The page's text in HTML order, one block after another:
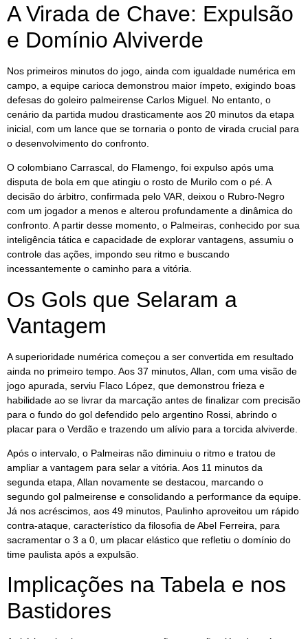
A Virada de Chave: Expulsão
e Domínio Alviverde
Nos primeiros minutos do jogo, ainda com igualdade numérica em
campo, a equipe carioca demonstrou maior ímpeto, exigindo boas
defesas do goleiro palmeirense Carlos Miguel. No entanto, o
cenário da partida mudou drasticamente aos 20 minutos da etapa
inicial, com um lance que se tornaria o ponto de virada crucial para
o desenvolvimento do confronto.
O colombiano Carrascal, do Flamengo, foi expulso após uma
disputa de bola em que atingiu o rosto de Murilo com o pé. A
decisão do árbitro, confirmada pelo VAR, deixou o Rubro-Negro
com um jogador a menos e alterou profundamente a dinâmica do
confronto. A partir desse momento, o Palmeiras, conhecido por sua
inteligência tática e capacidade de explorar vantagens, assumiu o
controle das ações, impondo seu ritmo e buscando
incessantemente o caminho para a vitória.
Os Gols que Selaram a
Vantagem
A superioridade numérica começou a ser convertida em resultado
ainda no primeiro tempo. Aos 37 minutos, Allan, com uma visão de
jogo apurada, serviu Flaco López, que demonstrou frieza e
habilidade ao se livrar da marcação antes de finalizar com precisão
para o fundo do gol defendido pelo argentino Rossi, abrindo o
placar para o Verdão e trazendo um alívio para a torcida alviverde.
Após o intervalo, o Palmeiras não diminuiu o ritmo e tratou de
ampliar a vantagem para selar a vitória. Aos 11 minutos da
segunda etapa, Allan novamente se destacou, marcando o
segundo gol palmeirense e consolidando a performance da equipe.
Já nos acréscimos, aos 49 minutos, Paulinho aproveitou um rápido
contra-ataque, característico da filosofia de Abel Ferreira, para
sacramentar o 3 a 0, um placar elástico que refletiu o domínio do
time paulista após a expulsão.
Implicações na Tabela e nos
Bastidores